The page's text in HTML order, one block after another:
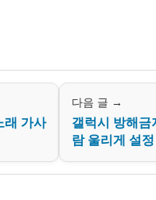
래 가사
다음 글 →
갤럭시 방해금
람 울리게 설정